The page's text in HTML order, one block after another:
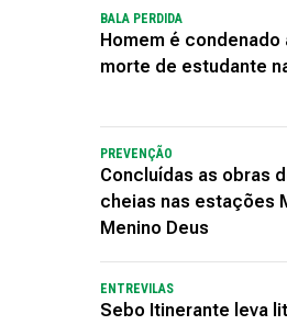
BALA PERDIDA
Homem é condenado
morte de estudante
PREVENÇÃO
Concluídas as obras
cheias nas estações
Menino Deus
ENTREVILAS
Sebo Itinerante leva